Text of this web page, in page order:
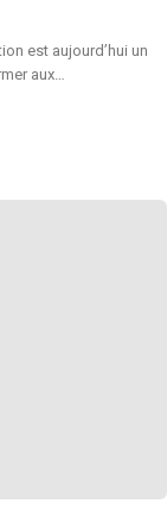
est aujourd’hui un
aux…